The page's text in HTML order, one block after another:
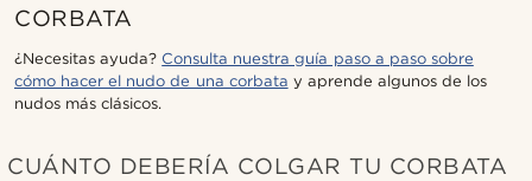
CORBATA
¿Necesitas ayuda? Consulta nuestra guía paso a paso sobre
cómo hacer el nudo de una corbata y aprende algunos de los
nudos más clásicos.
CUÁNTO DEBERÍA COLGAR TU CORBATA